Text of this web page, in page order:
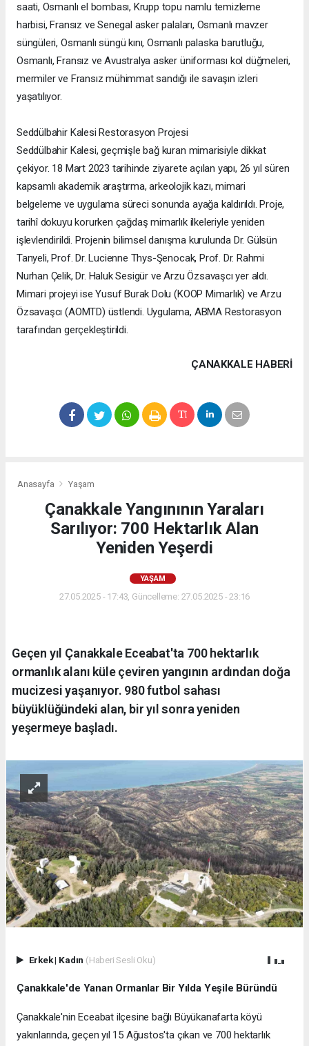
saati, Osmanlı el bombası, Krupp topu namlu temizleme
harbisi, Fransız ve Senegal asker palaları, Osmanlı mavzer
süngüleri, Osmanlı süngü kını, Osmanlı palaska barutluğu,
Osmanlı, Fransız ve Avustralya asker üniforması kol düğmeleri,
mermiler ve Fransız mühimmat sandığı ile savaşın izleri
yaşatılıyor.
Seddülbahir Kalesi Restorasyon Projesi
Seddülbahir Kalesi, geçmişle bağ kuran mimarisiyle dikkat
çekiyor. 18 Mart 2023 tarihinde ziyarete açılan yapı, 26 yıl süren
kapsamlı akademik araştırma, arkeolojik kazı, mimari
belgeleme ve uygulama süreci sonunda ayağa kaldırıldı. Proje,
tarihî dokuyu korurken çağdaş mimarlık ilkeleriyle yeniden
işlevlendirildi. Projenin bilimsel danışma kurulunda Dr. Gülsün
Tanyeli, Prof. Dr. Lucienne Thys-Şenocak, Prof. Dr. Rahmi
Nurhan Çelik, Dr. Haluk Sesigür ve Arzu Özsavaşcı yer aldı.
Mimari projeyi ise Yusuf Burak Dolu (KOOP Mimarlık) ve Arzu
Özsavaşcı (AOMTD) üstlendi. Uygulama, ABMA Restorasyon
tarafından gerçekleştirildi.
ÇANAKKALE HABERİ
Anasayfa Yaşam
Çanakkale Yangınının Yaraları
Sarılıyor: 700 Hektarlık Alan
Yeniden Yeşerdi
YAŞAM
27.05.2025 - 17:43, Güncelleme: 27.05.2025 - 23:16
Geçen yıl Çanakkale Eceabat'ta 700 hektarlık
ormanlık alanı küle çeviren yangının ardından doğa
mucizesi yaşanıyor. 980 futbol sahası
büyüklüğündeki alan, bir yıl sonra yeniden
yeşermeye başladı.
Erkek| Kadın (Haberi Sesli Oku)
Çanakkale'de Yanan Ormanlar Bir Yılda Yeşile Büründü
Çanakkale'nin Eceabat ilçesine bağlı Büyükanafarta köyü
yakınlarında, geçen yıl 15 Ağustos'ta çıkan ve 700 hektarlık